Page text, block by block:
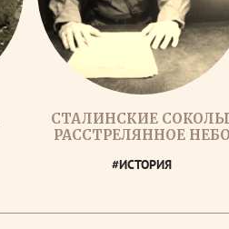
СТАЛИНСКИЕ
РАССТРЕЛЯННОЕ НЕБО
#ИСТОРИЯ